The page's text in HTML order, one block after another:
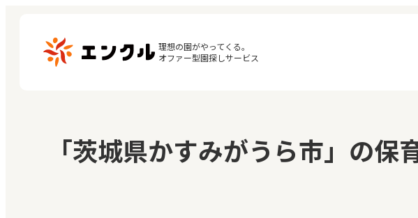
理想の園がやってくる。
オファー型園探しサービス
保育園・幼稚園を探す
地図から探す
閲覧履歴
お気に入り
「茨城県かすみがうら市」の